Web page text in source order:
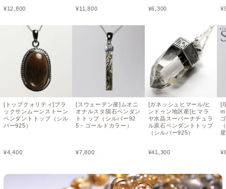
¥12,800
[トップクォリティ]ブラ
ックサンムーンストーン
ペンダントトップ（シル
バー925）
¥4,400
¥11,800
[スウェーデン産]ムオニ
オナルスタ隕石ペンダン
トトップ（シルバー92
5・ゴールドカラー）
¥7,800
¥6,300
[ガネッシュヒマール/ヒ
ンドゥン地区産]ヒマラ
ヤ水晶スーパーナチュラ
ル原石ペンダントトップ
（シルバー925）
¥41,300
¥
[
¥